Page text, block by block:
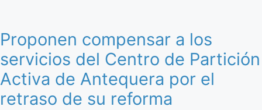
Proponen compensar a los
servicios del Centro de Partición
Activa de Antequera por el
retraso de su reforma